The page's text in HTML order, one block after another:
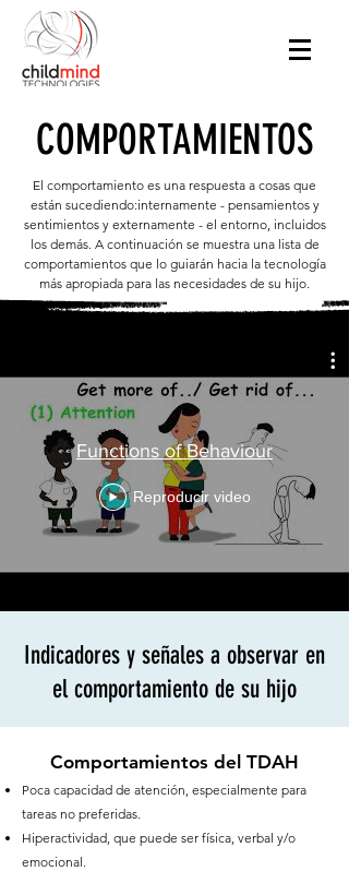
COMPORTAMIENTOS
El comportamiento es una respuesta a cosas que
están sucediendo:internamente - pensamientos y
sentimientos y externamente - el entorno, incluidos
los demás. A continuación se muestra una lista de
comportamientos que lo guiarán hacia la tecnología
más apropiada para las necesidades de su hijo.
Functions of Behaviour
Reproducir video
Indicadores y señales a observar en
el comportamiento de su hijo
Comportamientos del TDAH
Poca capacidad de atención, especialmente para
tareas no preferidas.
Hiperactividad, que puede ser física, verbal y/o
emocional.